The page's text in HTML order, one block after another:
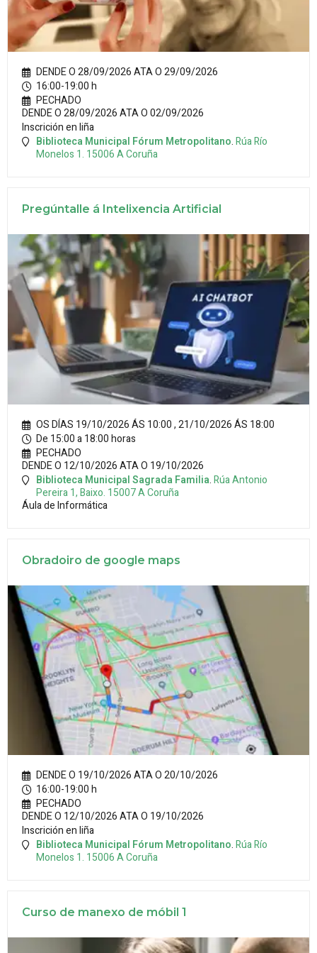
DENDE O 28/09/2026 ATA O 29/09/2026
16:00-19:00 h
PECHADO
DENDE O 28/09/2026 ATA O 02/09/2026
Inscrición en liña
Biblioteca Municipal Fórum Metropolitano.Rúa Río
Monelos 1. 15006A Coruña
Pregúntalle á Intelixencia Artificial
OS DÍAS 19/10/2026 ÁS 10:00 , 21/10/2026 ÁS 18:00
De 15:00 a 18:00 horas
PECHADO
DENDE O 12/10/2026 ATA O 19/10/2026
Biblioteca Municipal Sagrada Familia.Rúa Antonio
Pereira 1, Baixo. 15007A Coruña
Áula de Informática
Obradoiro de google maps
DENDE O 19/10/2026 ATA O 20/10/2026
16:00-19:00 h
PECHADO
DENDE O 12/10/2026 ATA O 19/10/2026
Inscrición en liña
Biblioteca Municipal Fórum Metropolitano.Rúa Río
Monelos 1. 15006A Coruña
Curso de manexo de móbil 1